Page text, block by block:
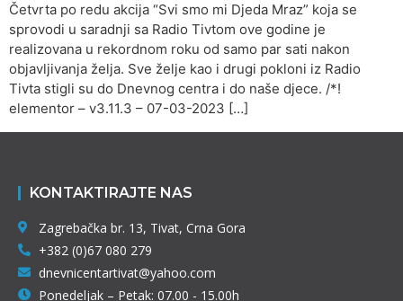
Četvrta po redu akcija “Svi smo mi Djeda Mraz” koja se
sprovodi u saradnji sa Radio Tivtom ove godine je
realizovana u rekordnom roku od samo par sati nakon
objavljivanja želja. Sve želje kao i drugi pokloni iz Radio
Tivta stigli su do Dnevnog centra i do naše djece. /*!
elementor – v3.11.3 – 07-03-2023 […]
KONTAKTIRAJTE NAS
Zagrebačka br. 13, Tivat, Crna Gora
+382 (0)67 080 279
dnevnicentartivat@yahoo.com
Ponedeljak – Petak: 07.00 - 15.00h